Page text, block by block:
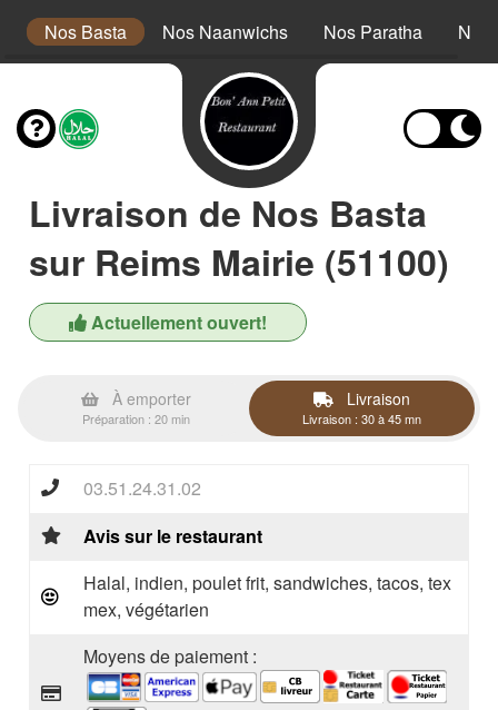
Nos Basta Nos Naanwichs Nos Paratha Nos
Livraison de Nos Basta
sur Reims Mairie (51100)
Actuellement ouvert!
À emporter
Préparation : 20 min
Livraison
Livraison : 30 à 45 mn
03.51.24.31.02
Avis sur le restaurant
Halal, indien, poulet frit, sandwiches, tacos, tex
mex, végétarien
Moyens de paiement :